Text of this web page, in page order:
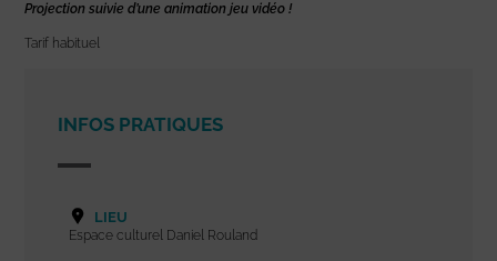
Projection suivie d’une animation jeu vidéo !
Tarif habituel
INFOS PRATIQUES
LIEU
Espace culturel Daniel Rouland